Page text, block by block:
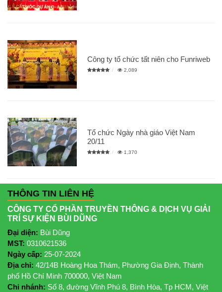
Công ty tổ chức tất niên cho Funriweb
2,089
Tổ chức Ngày nhà giáo Việt Nam
20/11
1,370
THÔNG TIN LIÊN HỆ
CÔNG TY CỔ PHẦN TRUYỀN THÔNG & DỊCH VỤ GIẢI
TRÍ SỰ KIỆN BÙI DŨNG
Đại diện: Bùi Dũng
MST: 0310621536
Ngày cấp: 25-07-2024
Địa chỉ: 42/14B Hoàng Hoa Thám, Phường Gia Định, Thành
phố Hồ Chí Minh 700000, Việt Nam
Chi nhánh: Số 8, đường Vĩnh Phú 8, Bình Hòa, Tp HCM, Việt